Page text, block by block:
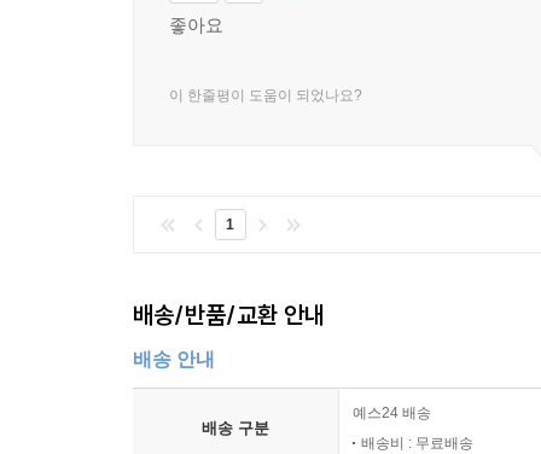
좋아요
이 한줄평이 도움이 되었나요?
1
배송/반품/교환 안내
배송 안내
배송 구분
예스24 배송
배송비 : 무료배송